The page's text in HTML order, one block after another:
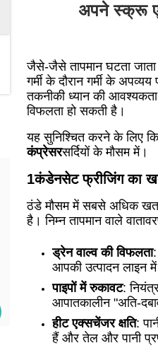
अपने स्क्रू
जैसे-जैसे तापमान घटता जाता
गर्मी के दौरान गर्मी के
तकनीकी ध्यान की आवश्यकता
विफलता हो सकती है।
यह सुनिश्चित करने के लिए
कंप्रेसरसर्दियों के मौसम में।
1कंडेनसेट फ्रीजिंग का
ठंडे मौसम में सबसे अधिक
है। निम्न तापमान वाले
ड्रेन वाल्व की विफलता
आपकी उत्पादन लाइन में
पाइपों में रुकावट:
आपातकालीन "अति-
हीट एक्सचेंजर क्षति:
हैं और तेल और पानी